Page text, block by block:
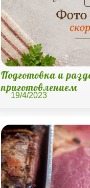
Подготовка и
приготовлением
19/4/2023